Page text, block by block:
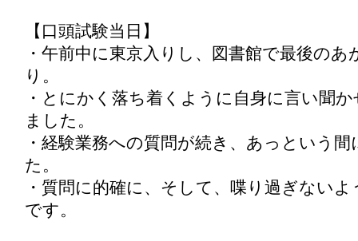
【口頭試験当日】
・午前中に東京入りし、図書館で最後のあ
り。
・とにかく落ち着くように自身に言い聞
ました。
・経験業務への質問が続き、あっという
た。
・質問に的確に、そして、喋り過ぎない
です。